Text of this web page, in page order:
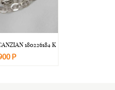
180226184 K
Р